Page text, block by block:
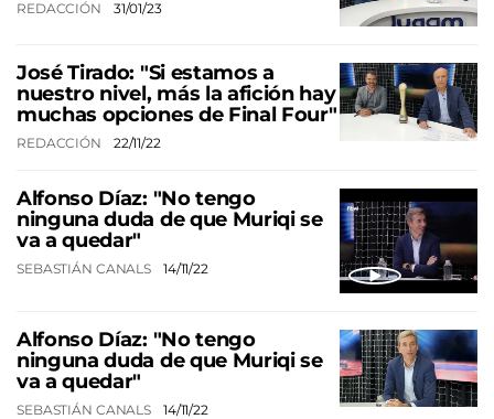
REDACCIÓN 31/01/23
José Tirado: "Si estamos a
nuestro nivel, más la afición hay
muchas opciones de Final Four"
REDACCIÓN 22/11/22
Alfonso Díaz: "No tengo
ninguna duda de que Muriqi se
va a quedar"
SEBASTIÁN CANALS 14/11/22
Alfonso Díaz: "No tengo
ninguna duda de que Muriqi se
va a quedar"
SEBASTIÁN CANALS 14/11/22